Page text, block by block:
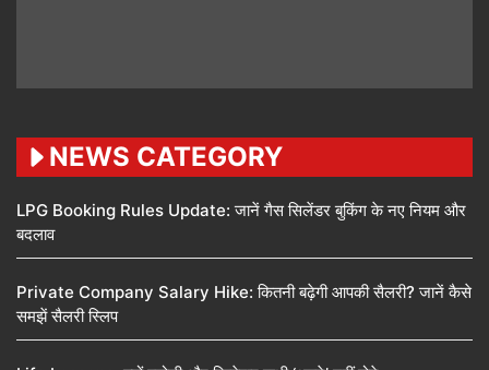
NEWS CATEGORY
LPG Booking Rules Update: जानें गैस सिलेंडर बुकिंग के नए नियम और
बदलाव
Private Company Salary Hike: कितनी बढ़ेगी आपकी सैलरी? जानें कैसे
समझें सैलरी स्लिप